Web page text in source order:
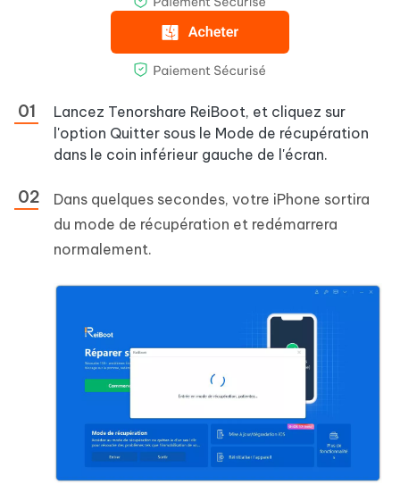
Lancez Tenorshare ReiBoot, et cliquez sur
l'option Quitter sous le Mode de récupération
dans le coin inférieur gauche de l'écran.
Dans quelques secondes, votre iPhone sortira
du mode de récupération et redémarrera
normalement.